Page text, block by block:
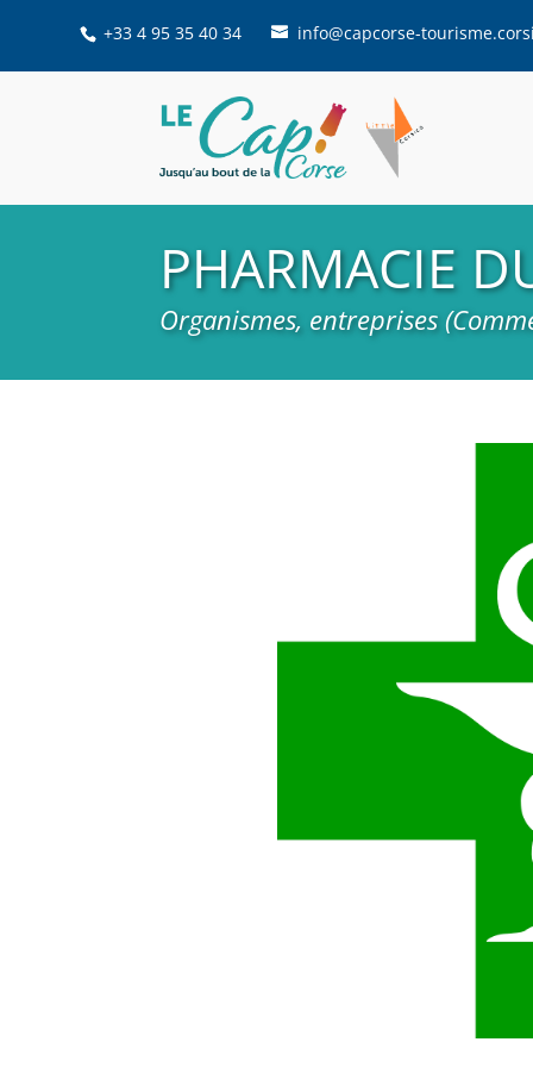
+33 4 95 35 40 34 info@capcorse-
PHARMACIE
Organismes, entreprises